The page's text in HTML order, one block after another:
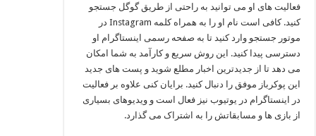
فعالیت‌ های او می‌ توانید به راحتی از طریق گوگل جستجو
کنید. کافی است نام او را به همراه کلمه Instagram در
موتور جستجو وارد کنید تا به صفحه رسمی اینستاگرام او
دسترسی پیدا کنید. این روش سریع و کارآمد به شما امکان
می‌ دهد تا از جدیدترین اخبار مطلع شوید و پست‌ های جدید
این پوکرباز موفق را دنبال کنید. برایان کنی علاوه بر فعالیت
در اینستاگرام در یوتیوب نیز فعال است و ویدیوهای بسیاری
از بازی‌ ها و مسابقاتش را به اشتراک می‌ گذارد.